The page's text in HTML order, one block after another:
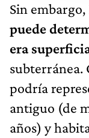
Sin
puede
era
subterránea.
podría
antiguo (de
años) y